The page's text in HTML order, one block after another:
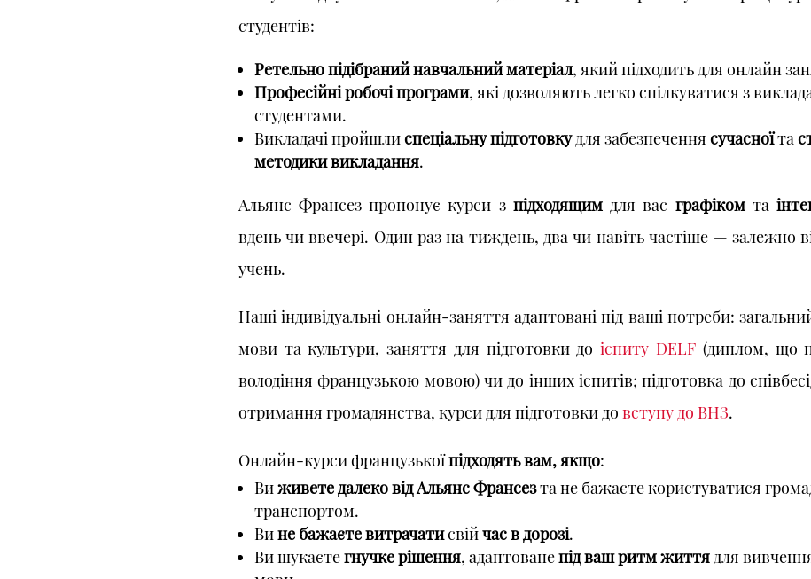
студентів:
Ретельно підібраний навчальний матеріал, який підходить для онлайн
Професійні робочі програми, які дозволяють легко спілкуватися з
студентами.
Викладачі пройшлиспеціальну підготовкудля забезпечення сучасноїта
методикивикладання.
Альянс Франсез пропонує курси з підходящимдля вас графікомта
вдень чи ввечері. Один раз на тиждень, два чи навіть частіше — залежно
учень.
Наші індивідуальні онлайн-заняття адаптовані під ваші потреби:
мови та культури, заняття для підготовки доіспиту DELF (диплом, що
володіння французькою мовою) чи до інших іспитів; підготовка до
отримання громадянства, курси для підготовки до вступу до ВНЗ.
Онлайн-курси французькоїпідходять вам, якщо:
Виживете далеко від Альянс Франсезта не бажаєте користуватися
транспортом.
Вине бажаєте витрачатисвійчас в дорозі.
Ви шукаєтегнучке рішення, адаптованепід ваш ритм життядля